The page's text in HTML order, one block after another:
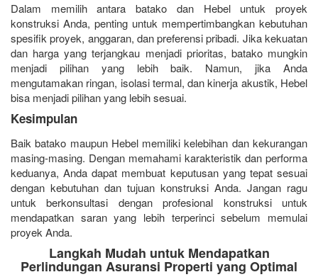
Dalam memilih antara batako dan Hebel untuk proyek
konstruksi Anda, penting untuk mempertimbangkan kebutuhan
spesifik proyek, anggaran, dan preferensi pribadi. Jika kekuatan
dan harga yang terjangkau menjadi prioritas, batako mungkin
menjadi pilihan yang lebih baik. Namun, jika Anda
mengutamakan ringan, isolasi termal, dan kinerja akustik, Hebel
bisa menjadi pilihan yang lebih sesuai.
Kesimpulan
Baik batako maupun Hebel memiliki kelebihan dan kekurangan
masing-masing. Dengan memahami karakteristik dan performa
keduanya, Anda dapat membuat keputusan yang tepat sesuai
dengan kebutuhan dan tujuan konstruksi Anda. Jangan ragu
untuk berkonsultasi dengan profesional konstruksi untuk
mendapatkan saran yang lebih terperinci sebelum memulai
proyek Anda.
Langkah Mudah untuk Mendapatkan
Perlindungan Asuransi Properti yang Optimal